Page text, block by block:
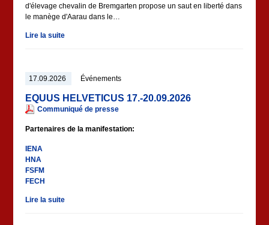
d'élevage chevalin de Bremgarten propose un saut en liberté dans
le manège d'Aarau dans le…
Lire la suite
17.09.2026 Événements
EQUUS HELVETICUS 17.-20.09.2026
Communiqué de presse
Partenaires de la manifestation:
IENA
HNA
FSFM
FECH
Lire la suite